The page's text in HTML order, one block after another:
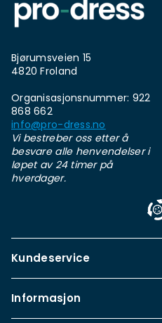
Bjørumsveien 15
4820 Froland
Organisasjonsnummer: 922
868 662
info@pro-dress.no
Vi bestreber oss etter å
besvare alle henvendelser i
løpet av 24 timer på
hverdager.
Kundeservice
Informasjon